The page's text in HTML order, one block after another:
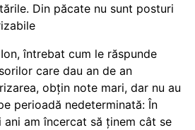
Din păcate nu sunt posturi
întrebat cum le răspunde
care dau an de an
obțin note mari, dar nu au
perioadă nedeterminată: În
ani am încercat să ținem cât se